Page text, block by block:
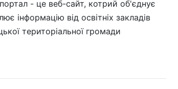
портал - це веб-сайт, котрий об'єднує
інформацію від освітніх закладів
територіальної громади